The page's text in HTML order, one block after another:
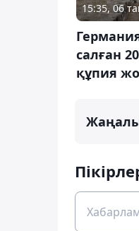
15:35, 06
салған
құпия